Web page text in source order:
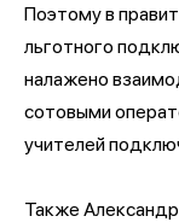
Поэтому в
льготного
налажено
сотовыми
учителей
Также Александр